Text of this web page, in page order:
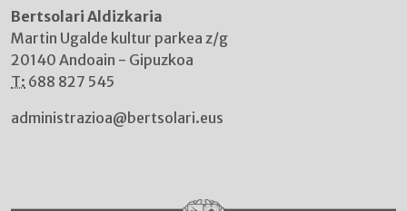
Bertsolari Aldizkaria
Martin Ugalde kultur parkea z/g
20140 Andoain - Gipuzkoa
T: 688 827 545
administrazioa@bertsolari.eus